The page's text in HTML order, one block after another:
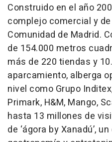
Construido en el año
complejo comercial y
Comunidad de Madrid.
de 154.000 metros
más de 220 tiendas y
aparcamiento, alberga
nivel como Grupo
Primark, H&M, Mango,
hasta 13 millones de
de ‘ágora by Xanadú’,